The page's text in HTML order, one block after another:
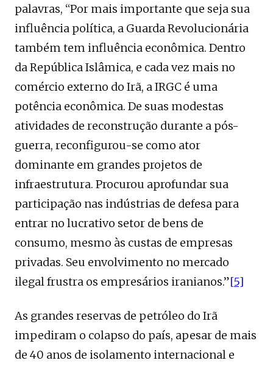
palavras, “Por mais importante que seja sua
influência política, a Guarda Revolucionária
também tem influência econômica. Dentro
da República Islâmica, e cada vez mais no
comércio externo do Irã, a IRGC é uma
potência econômica. De suas modestas
atividades de reconstrução durante a pós-
guerra, reconfigurou-se como ator
dominante em grandes projetos de
infraestrutura. Procurou aprofundar sua
participação nas indústrias de defesa para
entrar no lucrativo setor de bens de
consumo, mesmo às custas de empresas
privadas. Seu envolvimento no mercado
ilegal frustra os empresários iranianos.”[5]
As grandes reservas de petróleo do Irã
impediram o colapso do país, apesar de mais
de 40 anos de isolamento internacional e